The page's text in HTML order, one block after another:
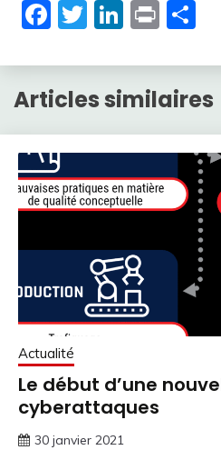
Facebook
Twitter
LinkedIn
Print
Articles similaires
Actualité
Le début d’une
cyberattaques
30 janvier 2021